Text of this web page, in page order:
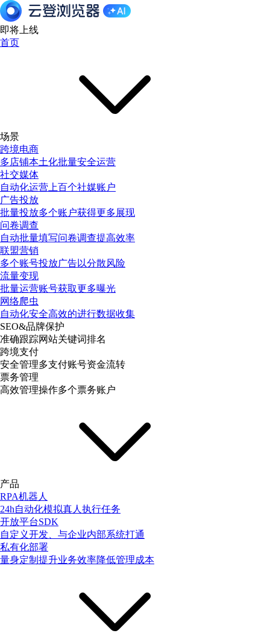
即将上线
首页
场景
跨境电商
多店铺本土化批量安全运营
社交媒体
自动化运营上百个社媒账户
广告投放
批量投放多个账户获得更多展现
问卷调查
自动批量填写问卷调查提高效率
联盟营销
多个账号投放广告以分散风险
流量变现
批量运营账号获取更多曝光
网络爬虫
自动化安全高效的进行数据收集
SEO&品牌保护
准确跟踪网站关键词排名
跨境支付
安全管理多支付账号资金流转
票务管理
高效管理操作多个票务账户
产品
RPA机器人
24h自动化模拟真人执行任务
开放平台SDK
自定义开发、与企业内部系统打通
私有化部署
量身定制提升业务效率降低管理成本